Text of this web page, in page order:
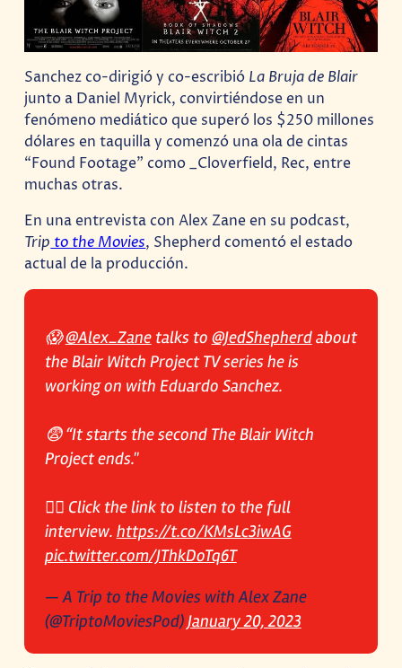
Sanchez co-dirigió y co-escribió La Bruja de Blair
junto a Daniel Myrick, convirtiéndose en un
fenómeno mediático que superó los $250 millones
dólares en taquilla y comenzó una ola de cintas
“Found Footage” como _Cloverfield, Rec, entre
muchas otras.
En una entrevista con Alex Zane en su podcast,
Trip to the Movies, Shepherd comentó el estado
actual de la producción.
😱@Alex_Zanetalks to @JedShepherdabout
the Blair Witch Project TV series he is
working on with Eduardo Sanchez.
😨 “It starts the second The Blair Witch
Project ends."
👂🏻 Click the link to listen to the full
interview. https://t.co/KMsLc3iwAG
pic.twitter.com/JThkDoTq6T
— A Trip to the Movies with Alex Zane
(@TriptoMoviesPod)January 20, 2023